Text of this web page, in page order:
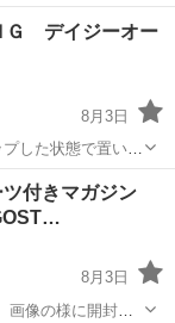
真のもの
Ｇ デイジーオー
8月3日
真のもの
付きマガジン
8月3日
像の様に開封し